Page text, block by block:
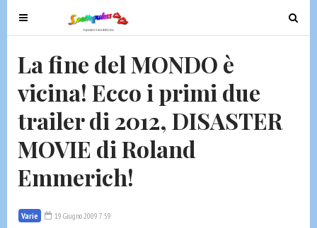
T
o
e
n
i
g
t
T
o
La fine del MONDO è
vicina! Ecco i primi due
trailer di 2012, DISASTER
MOVIE di Roland
Emmerich!
Varie 19 Giugno 2009 7:59